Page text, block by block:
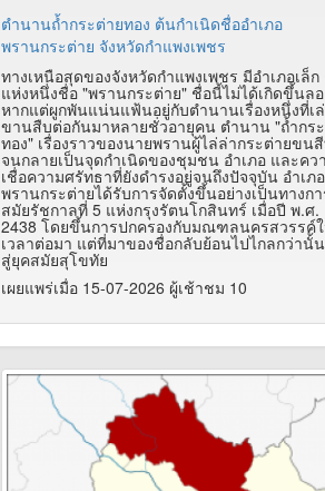
ตำนานถ้ำกระต่ายทอง ต้นกำเนิดชื่ออำเภอ
พรานกระต่าย จังหวัดกำแพงเพชร
ทางเหนือสุดของจังหวัดกำแพงเพชร มีอำเภอเล็ก
แห่งหนึ่งชื่อ "พรานกระต่าย" ชื่อนี้ไม่ได้เกิดขึ้นล
หากแต่ผูกพันแน่นแฟ้นอยู่กับตำนานเรื่องหนึ่งที่เ
ขานสืบต่อกันมาหลายชั่วอายุคน ตำนาน "ถ้ำกร
ทอง" เรื่องราวของนายพรานผู้ไล่ล่ากระต่ายขน
จนกลายเป็นจุดกำเนิดของชุมชน อำเภอ และคว
เชื่อความศรัทธาที่ยังดำรงอยู่จนถึงปัจจุบัน อำเภอ
พรานกระต่ายได้รับการจัดตั้งขึ้นอย่างเป็นทางก
สมัยรัชกาลที่ 5 แห่งกรุงรัตนโกสินทร์ เมื่อปี พ.ศ.
2438 โดยขึ้นการปกครองกับมณฑลนครสวรรค์
เวลาต่อมา แต่ที่มาของชื่อกลับย้อนไปไกลกว่านั้
สู่ยุคสมัยสุโขทัย
เผยแพร่เมื่อ 15-07-2026 ผู้เช้าชม 10